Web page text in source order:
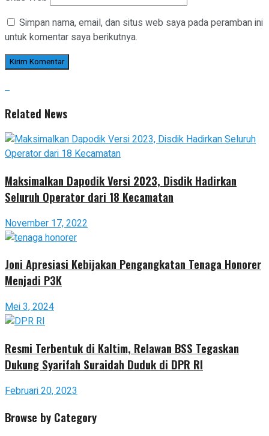
Simpan nama, email, dan situs web saya pada peramban ini
untuk komentar saya berikutnya.
Related News
Maksimalkan Dapodik Versi 2023, Disdik Hadirkan
Seluruh Operator dari 18 Kecamatan
November 17, 2022
Joni Apresiasi Kebijakan Pengangkatan Tenaga Honorer
Menjadi P3K
Mei 3, 2024
Resmi Terbentuk di Kaltim, Relawan BSS Tegaskan
Dukung Syarifah Suraidah Duduk di DPR RI
Februari 20, 2023
Browse by Category